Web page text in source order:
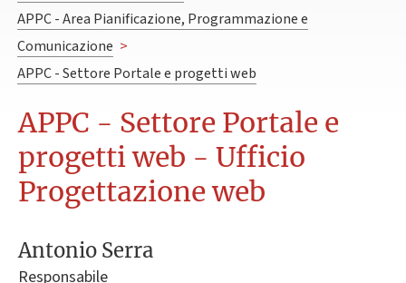
APPC - Area Pianificazione, Programmazione e
Comunicazione >
APPC - Settore Portale e progetti web
APPC - Settore Portale e
progetti web - Ufficio
Progettazione web
Antonio Serra
Responsabile